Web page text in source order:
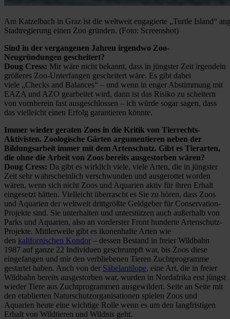
Am Katzelbach in Graz ist die weltweit engagierte „Turtle Island“
Stadtregierung einen Zoo gründen. (Foto: Screenshot)
Sind in der vergangenen Jahren irgendwo Zoo-
Neugründungen gescheitert?
Doug Cress: Mir wäre nicht bekannt, dass in jüngster Zeit irgendein
größeres Zoo-Unterfangen gescheitert wäre. Es gibt dabei
viele „Checks and Balances“ – und wenn in enger Abstimmung mit
EAZA und AZO gearbeitet wird, dann ist das Risiko zu scheitern
von vornherein fast ausgeschlossen – ich würde sogar sagen, dass
das vielleicht einen Erfolg garantieren könnte.
Immer wieder geraten Zoos in die Kritik von Tierrechts-
Aktivisten. Zoologische Gärten argumentieren neben der
Bildungsarbeit immer mit dem Artenschutz. Gibt es Tierarten,
die ohne die Arbeit von Zoos bereits ausgestorben wären?
Doug Cress: Da gibt es wirklich viele, viele Arten, die in jüngster
Zeit sehr wahrscheinlich verschwunden und ausgerottet worden
wären, wenn sich nicht Zoos und Aquarien aktiv für ihren Erhalt
eingesetzt hätten. Vielleicht überrascht es Sie zu hören, dass Zoos
und Aquarien der weltweit drittgrößte Geldgeber für Conservation-
Projekte sind. Sie unterhalten und unterstützen auch außerhalb von
Parks und Aquarien, also an vorderster Front hunderte Artenschutz-
Projekte. Mittlerweile gibt es ikonenhafte Arten wie
den kalifornischen Kondor – dessen Bestand in freier Wildbahn
1987 auf ganze 22 Individuen geschrumpft war, bis Zoos diese
eingefangen und mir den verbliebenen Tieren Zuchtprogramme
gestartet haben. Auch von der Säbelantilope, eine Art, die in freier
Wildbahn bereits ausgestorben war, wurden in Nordafrika erst jüngst
wieder Tiere aus Zuchtprogrammen ausgewildert. Seite an Seite mit
den etablierten Naturschutzorganisationen spielen Zoos und
Aquarien heute eine wichtige Rolle wenn es um den langfristigen
Erhalt von Wildtieren und Wildnis geht.